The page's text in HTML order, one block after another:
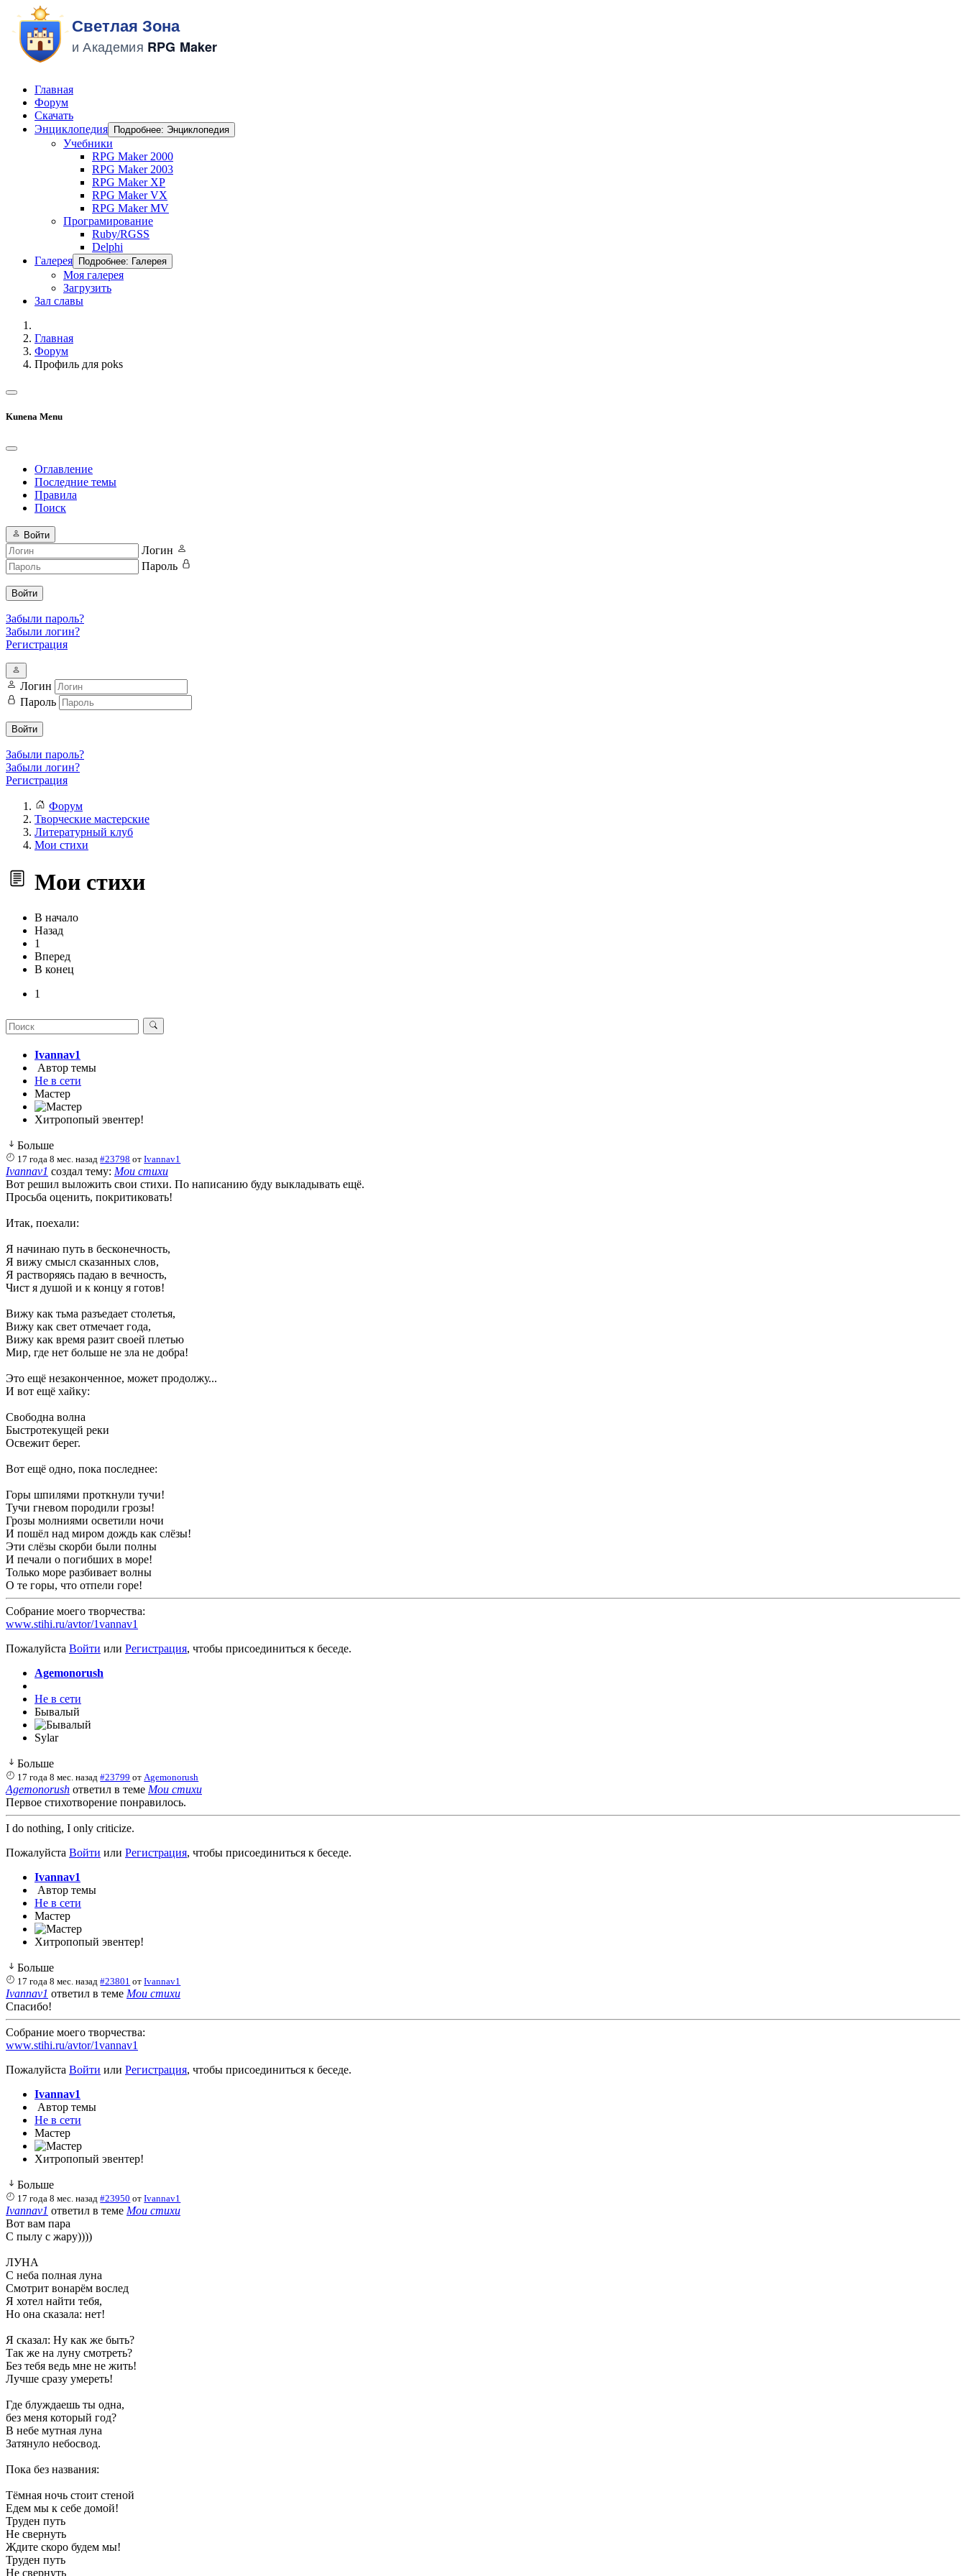
Главная
Форум
Скачать
Энциклопедия
Подробнее: Энциклопедия
Учебники
RPG Maker 2000
RPG Maker 2003
RPG Maker XP
RPG Maker VX
RPG Maker MV
Програмирование
Ruby/RGSS
Delphi
Галерея
Подробнее: Галерея
Моя галерея
Загрузить
Зал славы
Главная
Форум
Профиль для poks
Kunena Menu
Оглавление
Последние темы
Правила
Поиск
Войти
Логин
Пароль
Войти
Забыли пароль?
Забыли логин?
Регистрация
Логин
Пароль
Войти
Забыли пароль?
Забыли логин?
Регистрация
Форум
Творческие мастерские
Литературный клуб
Мои стихи
Мои стихи
В начало
Назад
1
Вперед
В конец
1
Ivannav1
Автор темы
Не в сети
Мастер
Хитропопый эвентер!
Больше
17 года 8 мес. назад #23798 отIvannav1
Ivannav1 создал тему: Мои стихи
Вот решил выложить свои стихи. По написанию буду выкладывать ещё.
Просьба оценить, покритиковать!
Итак, поехали:
Я начинаю путь в бесконечность,
Я вижу смысл сказанных слов,
Я растворяясь падаю в вечность,
Чист я душой и к концу я готов!
Вижу как тьма разъедает столетья,
Вижу как свет отмечает года,
Вижу как время разит своей плетью
Мир, где нет больше не зла не добра!
Это ещё незаконченное, может продолжу...
И вот ещё хайку:
Свободна волна
Быстротекущей реки
Освежит берег.
Вот ещё одно, пока последнее:
Горы шпилями проткнули тучи!
Тучи гневом породили грозы!
Грозы молниями осветили ночи
И пошёл над миром дождь как слёзы!
Эти слёзы скорби были полны
И печали о погибших в море!
Только море разбивает волны
О те горы, что отпели горе!
Собрание моего творчества:
www.stihi.ru/avtor/1vannav1
Пожалуйста Войти или Регистрация, чтобы присоединиться к беседе.
Agemonorush
Не в сети
Бывалый
Sylar
Больше
17 года 8 мес. назад #23799 от Agemonorush
Agemonorush ответил в теме Мои стихи
Первое стихотворение понравилось.
I do nothing, I only criticize.
Пожалуйста Войти или Регистрация, чтобы присоединиться к беседе.
Ivannav1
Автор темы
Не в сети
Мастер
Хитропопый эвентер!
Больше
17 года 8 мес. назад #23801 отIvannav1
Ivannav1 ответил в теме Мои стихи
Спасибо!
Собрание моего творчества:
www.stihi.ru/avtor/1vannav1
Пожалуйста Войти или Регистрация, чтобы присоединиться к беседе.
Ivannav1
Автор темы
Не в сети
Мастер
Хитропопый эвентер!
Больше
17 года 8 мес. назад #23950 отIvannav1
Ivannav1 ответил в теме Мои стихи
Вот вам пара
С пылу с жару))))
ЛУНА
С неба полная луна
Смотрит вонарём вослед
Я хотел найти тебя,
Но она сказала: нет!
Я сказал: Ну как же быть?
Так же на луну смотреть?
Без тебя ведь мне не жить!
Лучше сразу умереть!
Где блуждаешь ты одна,
без меня который год?
В небе мутная луна
Затянуло небосвод.
Пока без названия:
Тёмная ночь стоит стеной
Едем мы к себе домой!
Труден путь
Не свернуть
Ждите скоро будем мы!
Труден путь
Не свернуть